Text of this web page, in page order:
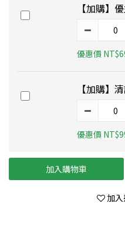
【加購】
優惠價
【加購】
優惠價
加入購物車
加